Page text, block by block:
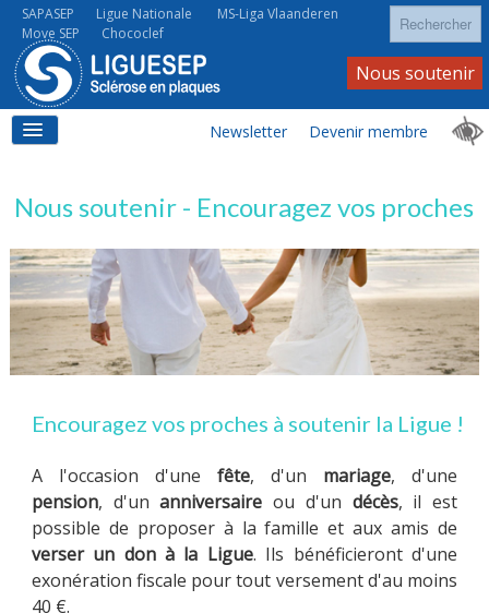
Ligue Nationale MS-Liga Vlaanderen
SAPASEP
Move SEP
Chococlef
Rechercher
LA SEP
LA SEP AU QUOTIDIEN
À VOS CÔTÉS
MULTIMÉDIA
Newsletter
Nous soutenir
Devenir membre
Nous soutenir - Encouragez vos proches
Encouragez vos proches à soutenir la Ligue !
A l'occasion d'une fête, d'un mariage, d'une
pension, d'unanniversaire ou d'un décès, il est
possible de proposer à la famille et aux amis de
verser un don à la Ligue. Ils bénéficieront d'une
exonération fiscale pour tout versement d'au moins
40 €.